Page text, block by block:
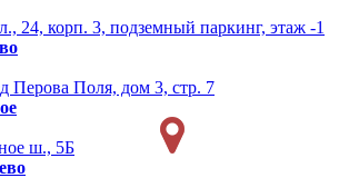
24, корп. 3, подземный паркинг, этаж -1
Перова Поля, дом 3, стр. 7
ш., 5Б